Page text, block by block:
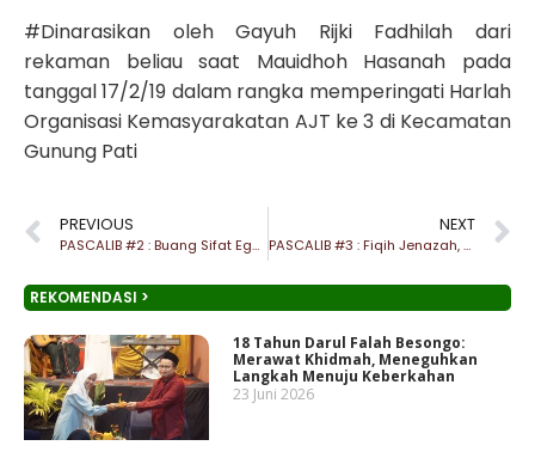
#Dinarasikan oleh Gayuh Rijki Fadhilah dari
rekaman beliau saat Mauidhoh Hasanah pada
tanggal 17/2/19 dalam rangka memperingati Harlah
Organisasi Kemasyarakatan AJT ke 3 di Kecamatan
Gunung Pati
PREVIOUS
PASCALIB #2 : Buang Sifat Egois, Bangun Solidaritas yang Harmonis
NEXT
PASCALIB #3 : Fiqih Jenazah, Belajar Mengingat Kematian
REKOMENDASI >
18 Tahun Darul Falah Besongo:
Merawat Khidmah, Meneguhkan
Langkah Menuju Keberkahan
23 Juni 2026